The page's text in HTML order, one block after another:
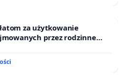
w tym roku – przetoczyła
Zrzeszeni w
za użytkowanie
przez rodzinne